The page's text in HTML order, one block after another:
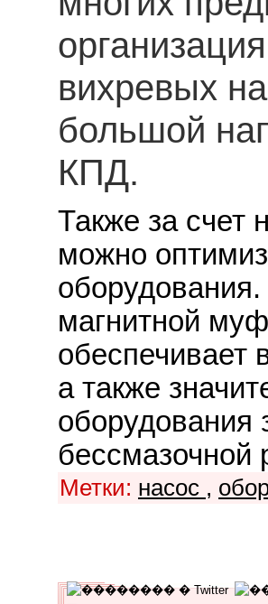
вихревых
большой
КПД.
Также за счет
можно
магнитной
обеспечивает
а также
оборудования
бессмазочной
Метки: насос ,